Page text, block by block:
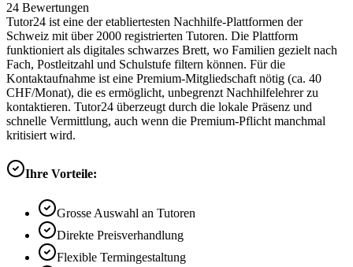
24 Bewertungen
Tutor24 ist eine der etabliertesten Nachhilfe-Plattformen der
Schweiz mit über 2000 registrierten Tutoren. Die Plattform
funktioniert als digitales schwarzes Brett, wo Familien gezielt nach
Fach, Postleitzahl und Schulstufe filtern können. Für die
Kontaktaufnahme ist eine Premium-Mitgliedschaft nötig (ca. 40
CHF/Monat), die es ermöglicht, unbegrenzt Nachhilfelehrer zu
kontaktieren. Tutor24 überzeugt durch die lokale Präsenz und
schnelle Vermittlung, auch wenn die Premium-Pflicht manchmal
kritisiert wird.
Ihre Vorteile:
Grosse Auswahl an Tutoren
Direkte Preisverhandlung
Flexible Termingestaltung